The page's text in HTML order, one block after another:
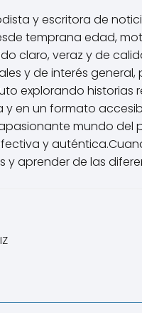
y escritora de
temprana edad,
claro, veraz y de
y de interés
explorando
en un formato
mundo del
y
y aprender de las